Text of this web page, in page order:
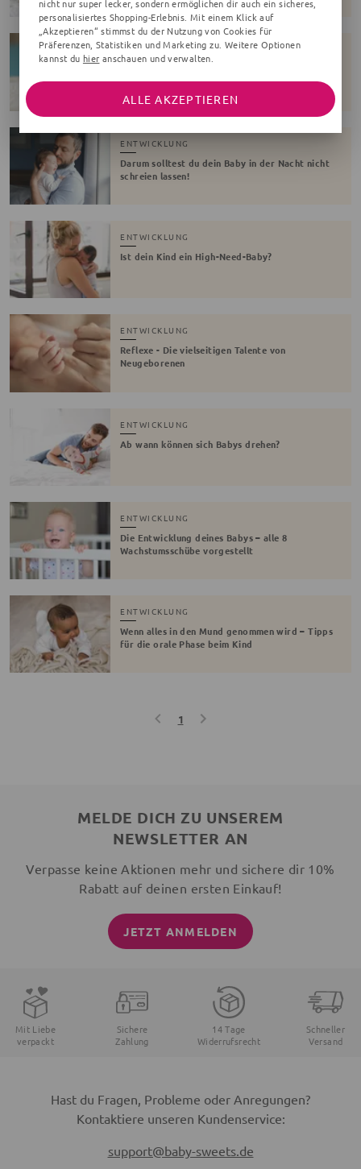
ENTWICKLUNG
Kämpfern
ENTWICKLUNG
Darum solltest du dein Baby in der Nacht nicht
schreien lassen!
ENTWICKLUNG
Ist dein Kind ein High-Need-Baby?
ENTWICKLUNG
Reflexe - Die vielseitigen Talente von
Neugeborenen
ENTWICKLUNG
Ab wann können sich Babys drehen?
ENTWICKLUNG
Die Entwicklung deines Babys – alle 8
Wachstumsschübe vorgestellt
ENTWICKLUNG
Wenn alles in den Mund genommen wird – Tipps
für die orale Phase beim Kind
1
MELDE DICH ZU UNSEREM
NEWSLETTER AN
Verpasse keine Aktionen mehr und sichere dir 10%
Rabatt auf deinen ersten Einkauf!
JETZT ANMELDEN
Mit Liebe
verpackt
Sichere
Zahlung
14 Tage
Widerrufsrecht
Schneller
Versand
Hast du Fragen, Probleme oder Anregungen?
Kontaktiere unseren Kundenservice:
support@baby-sweets.de
nicht nur super lecker, sondern ermöglichen dir auch ein sicheres,
personalisiertes Shopping-Erlebnis. Mit einem Klick auf
„Akzeptieren“ stimmst du der Nutzung von Cookies für
Präferenzen, Statistiken und Marketing zu. Weitere Optionen
kannst du hier anschauen und verwalten.
ALLE AKZEPTIEREN